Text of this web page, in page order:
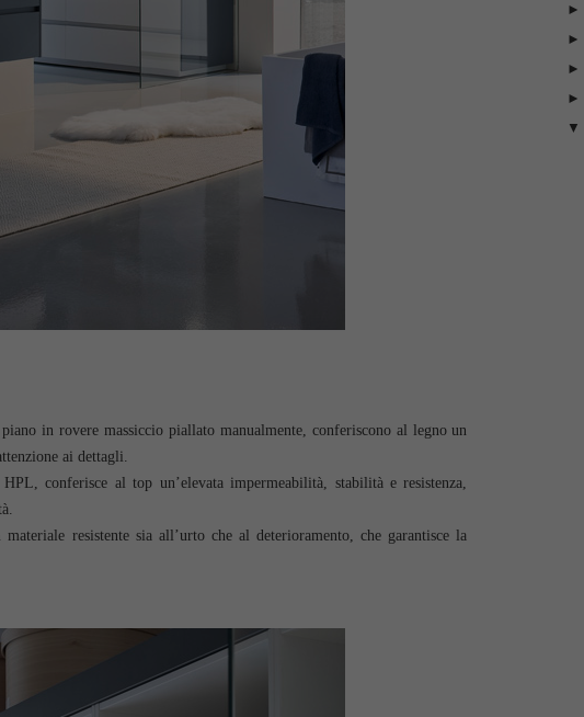
in rovere massiccio piallato manualmente, conferiscono al legno un
ai dettagli.
conferisce al top un’elevata impermeabilità, stabilità e resistenza,
resistente sia all’urto che al deterioramento, che garantisce la
►
►
►
►
▼